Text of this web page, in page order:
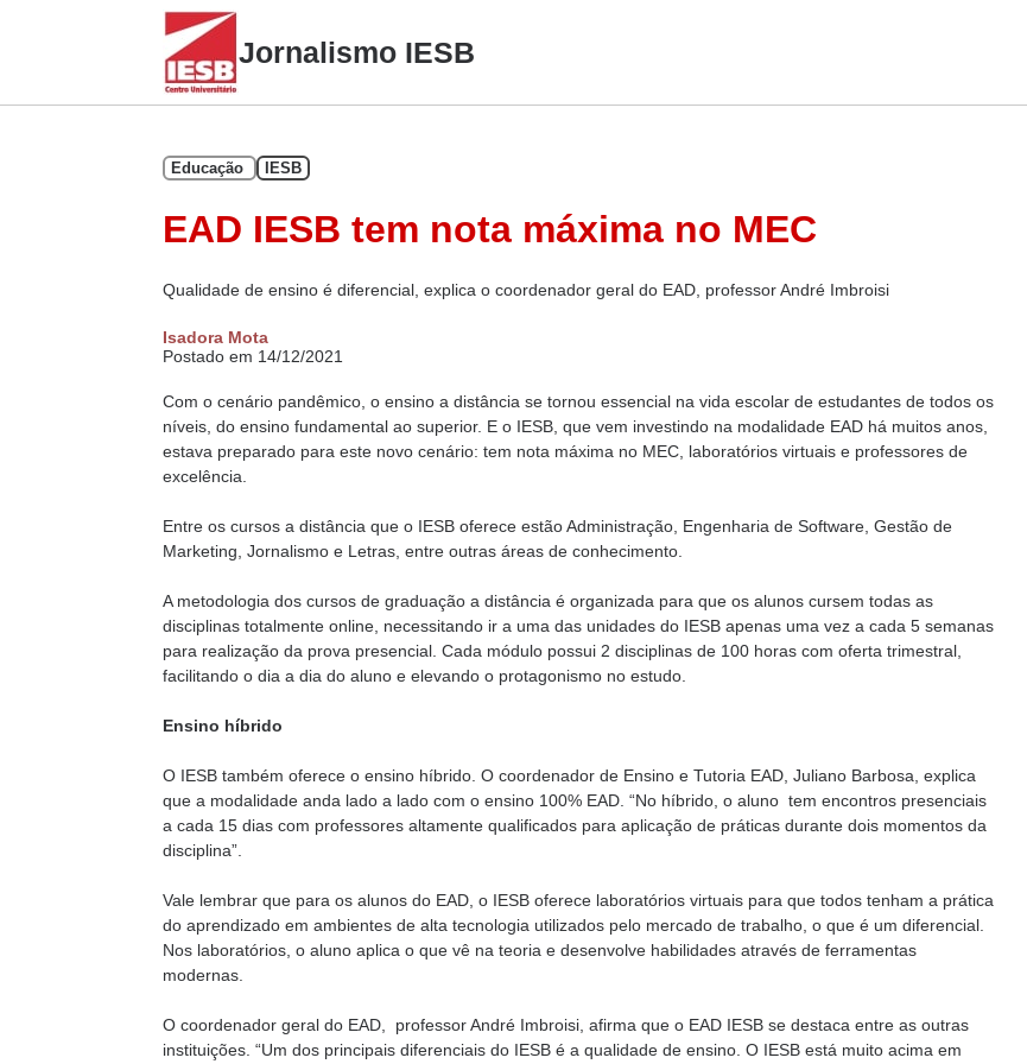
Jornalismo IESB
Educação IESB
EAD IESB tem nota máxima no MEC
Qualidade de ensino é diferencial, explica o coordenador geral do EAD, professor André Imbroisi
Isadora Mota
Postado em 14/12/2021
Com o cenário pandêmico, o ensino a distância se tornou essencial na vida escolar de estudantes de todos os
níveis, do ensino fundamental ao superior. E o IESB, que vem investindo na modalidade EAD há muitos anos,
estava preparado para este novo cenário: tem nota máxima no MEC, laboratórios virtuais e professores de
excelência.
Entre os cursos a distância que o IESB oferece estão Administração, Engenharia de Software, Gestão de
Marketing, Jornalismo e Letras, entre outras áreas de conhecimento.
A metodologia dos cursos de graduação a distância é organizada para que os alunos cursem todas as
disciplinas totalmente online, necessitando ir a uma das unidades do IESB apenas uma vez a cada 5 semanas
para realização da prova presencial. Cada módulo possui 2 disciplinas de 100 horas com oferta trimestral,
facilitando o dia a dia do aluno e elevando o protagonismo no estudo.
Ensino híbrido
O IESB também oferece o ensino híbrido. O coordenador de Ensino e Tutoria EAD, Juliano Barbosa, explica
que a modalidade anda lado a lado com o ensino 100% EAD. “No híbrido, o aluno tem encontros presenciais
a cada 15 dias com professores altamente qualificados para aplicação de práticas durante dois momentos da
disciplina”.
Vale lembrar que para os alunos do EAD, o IESB oferece laboratórios virtuais para que todos tenham a prática
do aprendizado em ambientes de alta tecnologia utilizados pelo mercado de trabalho, o que é um diferencial.
Nos laboratórios, o aluno aplica o que vê na teoria e desenvolve habilidades através de ferramentas
modernas.
O coordenador geral do EAD, professor André Imbroisi, afirma que o EAD IESB se destaca entre as outras
instituições. “Um dos principais diferenciais do IESB é a qualidade de ensino. O IESB está muito acima em